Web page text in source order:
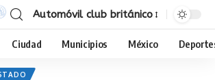
Automóvil club británico
Ciudad Municipios México